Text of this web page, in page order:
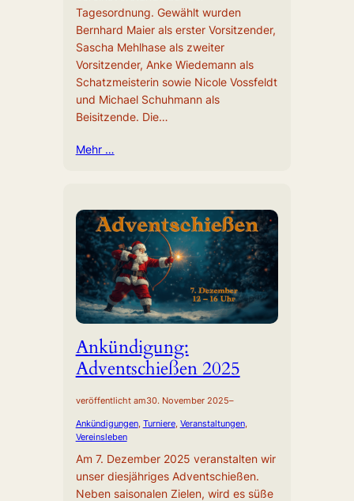
Tagesordnung. Gewählt wurden
Bernhard Maier als erster Vorsitzender,
Sascha Mehlhase als zweiter
Vorsitzender, Anke Wiedemann als
Schatzmeisterin sowie Nicole Vossfeldt
und Michael Schuhmann als
Beisitzende. Die…
Mehr …
Ankündigung:
Adventschießen 2025
veröffentlicht am30. November 2025–
Ankündigungen, Turniere, Veranstaltungen
Vereinsleben
Am 7. Dezember 2025 veranstalten wir
unser diesjähriges Adventschießen.
Neben saisonalen Zielen, wird es süße